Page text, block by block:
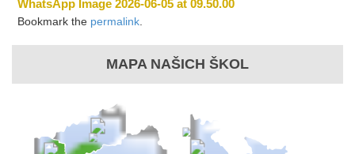
WhatsApp Image 2026-06-05 at 09.50.00
Bookmark the permalink
MAPA NAŠICH ŠKOL